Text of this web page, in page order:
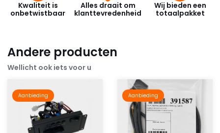
Kwaliteit is
onbetwistbaar
Alles draait om
klanttevredenheid
Wij bieden een
totaalpakket
Andere producten
Wellicht ook iets voor u
Aanbieding Aanbieding